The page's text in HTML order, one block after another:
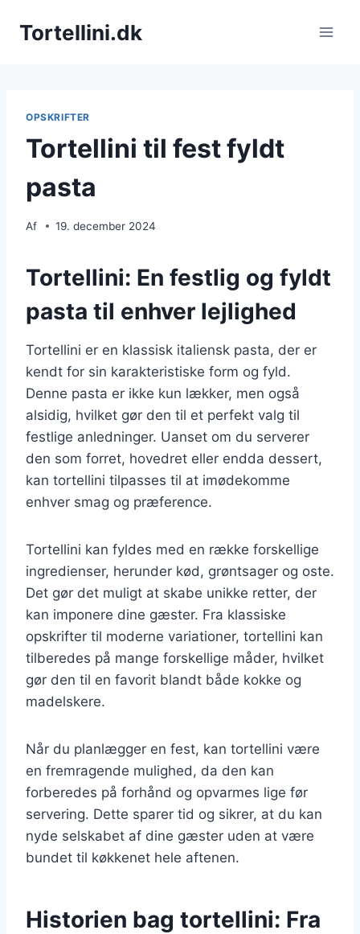
Tortellini.dk
OPSKRIFTER
Tortellini til fest fyldt
pasta
Af 19. december 2024
Tortellini: En festlig og fyldt
pasta til enhver lejlighed
Tortellini er en klassisk italiensk pasta, der er
kendt for sin karakteristiske form og fyld.
Denne pasta er ikke kun lækker, men også
alsidig, hvilket gør den til et perfekt valg til
festlige anledninger. Uanset om du serverer
den som forret, hovedret eller endda dessert,
kan tortellini tilpasses til at imødekomme
enhver smag og præference.
Tortellini kan fyldes med en række forskellige
ingredienser, herunder kød, grøntsager og oste.
Det gør det muligt at skabe unikke retter, der
kan imponere dine gæster. Fra klassiske
opskrifter til moderne variationer, tortellini kan
tilberedes på mange forskellige måder, hvilket
gør den til en favorit blandt både kokke og
madelskere.
Når du planlægger en fest, kan tortellini være
en fremragende mulighed, da den kan
forberedes på forhånd og opvarmes lige før
servering. Dette sparer tid og sikrer, at du kan
nyde selskabet af dine gæster uden at være
bundet til køkkenet hele aftenen.
Historien bag tortellini: Fra